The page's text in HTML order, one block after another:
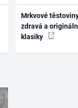
Mrkvové
zdravá a
klasiky